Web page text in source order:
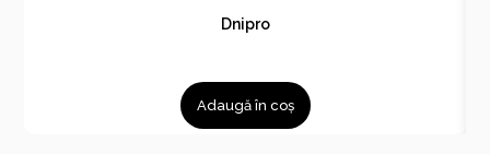
Dnipro
Adaugă în coș